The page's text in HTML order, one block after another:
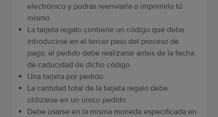
electrónico y podrás reenviarla o imprimirla tú
mismo
La tarjeta regalo contiene un código que debe
introducirse en el tercer paso del proceso de
pago; el pedido debe realizarse antes de la fecha
de caducidad de dicho código
Una tarjeta por pedido
La cantidad total de la tarjeta regalo debe
utilizarse en un único pedido
Debe usarse en la misma moneda especificada en